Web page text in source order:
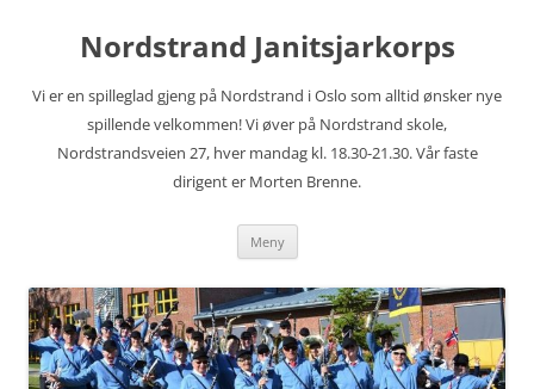
innholdNordstrand Janitsjarkorps
Vi er en spilleglad gjeng på Nordstrand i Oslo som alltid ønsker nye
spillende velkommen! Vi øver på Nordstrand skole,
Nordstrandsveien 27, hver mandag kl. 18.30-21.30. Vår faste
dirigent er Morten Brenne.
Meny